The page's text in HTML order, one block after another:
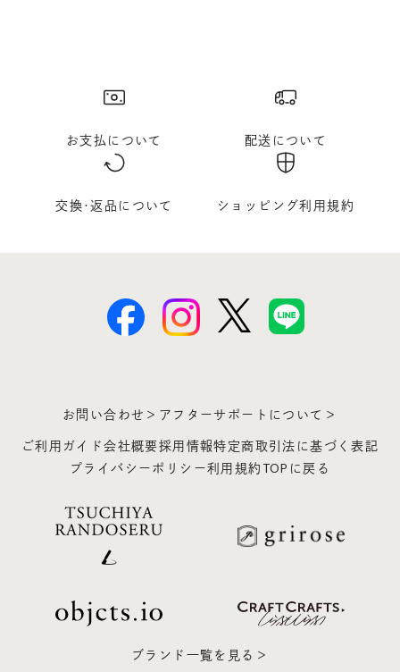
お支払について 配送について
交換･返品について ショッピング利用規約
お問い合わせ＞ アフターサポートについて＞
ご利用ガイド会社概要採用情報特定商取引法に基づく表記
プライバシーポリシー利用規約 TOPに戻る
ブランド一覧を見る＞